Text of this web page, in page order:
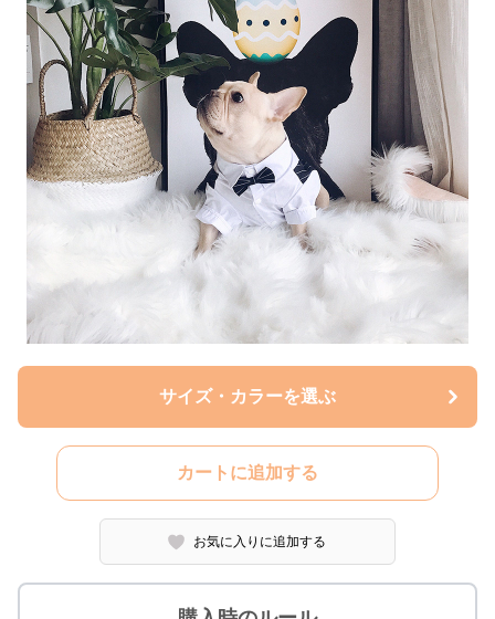
サイズ・カラーを選ぶ
カートに追加する
お気に入りに追加する